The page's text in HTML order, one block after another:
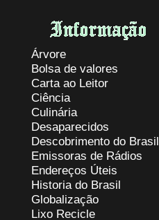
Árvore
Bolsa de valores
Carta ao Leitor
Ciência
Culinária
Desaparecidos
Descobrimento do Brasil
Emissoras de Rádios
Endereços Úteis
Historia do Brasil
Globalização
Lixo Recicle